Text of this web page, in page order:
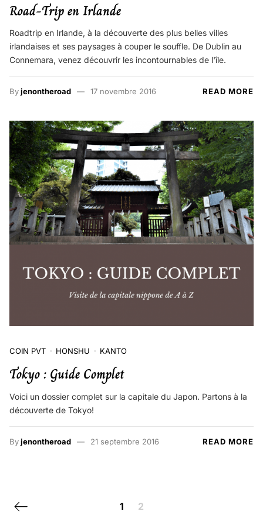
Road-Trip en Irlande
Roadtrip en Irlande, à la découverte des plus belles villes
irlandaises et ses paysages à couper le souffle. De Dublin au
Connemara, venez découvrir les incontournables de l'île.
Byjenontheroad 17 novembre 2016 READ MORE
COIN PVT HONSHU KANTO
Tokyo : Guide Complet
Voici un dossier complet sur la capitale du Japon. Partons à la
découverte de Tokyo!
Byjenontheroad 21 septembre 2016 READ MORE
Posts navigation
Previous page 1 2